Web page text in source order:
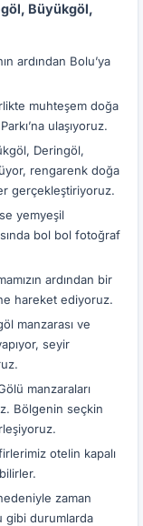
Büyükgöl,
ardından Bolu’ya
muhteşem doğa
ulaşıyoruz.
Deringöl,
rengarenk doğa
gerçekleştiriyoruz.
yemyeşil
bol bol fotoğraf
ardından bir
hareket ediyoruz.
manzarası ve
seyir
manzaraları
Bölgenin seçkin
otelin kapalı
zaman
gibi durumlarda